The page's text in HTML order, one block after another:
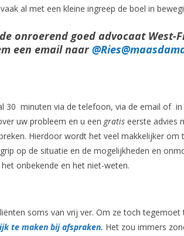
al met een kleine ingreep de boel in
onroerend goed advocaat West-
een email naar
30 minuten via de telefoon, via de email of
uw probleem en u een gratis eerste advies
Hierdoor wordt het veel makkelijker om
op de situatie en de mogelijkheden en
onbekende en het niet-weten.
soms van vrij ver. Om ze toch tegemoet
te maken bij afspraken. Het zou immers